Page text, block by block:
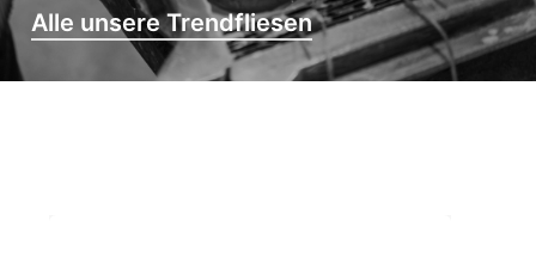
Alle unsere Trendfliesen